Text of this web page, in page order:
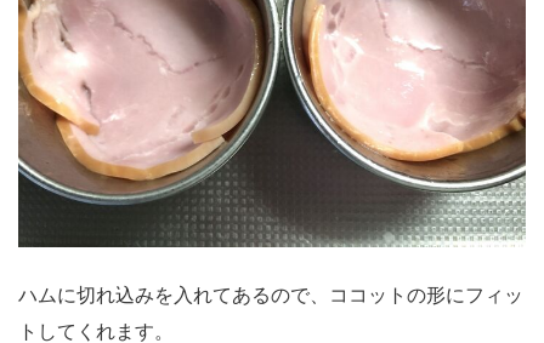
ハムに切れ込みを入れてあるので、ココットの形にフィッ
トしてくれます。